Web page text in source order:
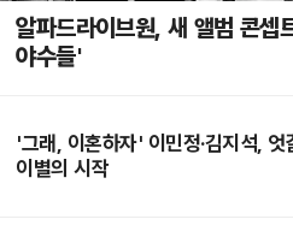
알파드라이브원, 새 앨범 콘
야수들'
'그래, 이혼하자' 이민정·김지석,
이별의 시작